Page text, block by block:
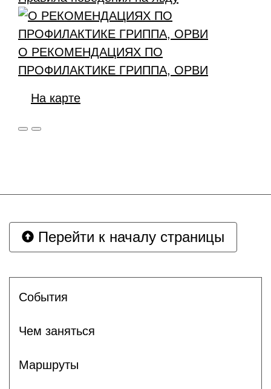
О РЕКОМЕНДАЦИЯХ ПО
ПРОФИЛАКТИКЕ ГРИППА, ОРВИ
На карте
Перейти к началу страницы
Cобытия
Чем заняться
Маршруты